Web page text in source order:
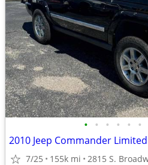
• • • • • •
2010 Jeep Commander Limited
7/25 155k mi 2815 S.